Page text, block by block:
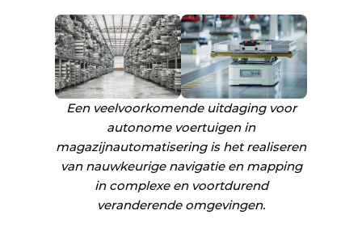
Een veelvoorkomende uitdaging voor
autonome voertuigen in
magazijnautomatisering is het realiseren
van nauwkeurige navigatie en mapping
in complexe en voortdurend
veranderende omgevingen.